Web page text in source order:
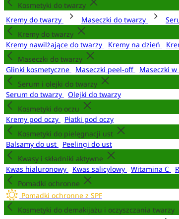
Kosmetyki do twarzy
Kremy do twarzy
Maseczki do twarzy
Kremy do twarzy
Kremy nawilżające do twarzy
Kremy na dzień
Maseczki do twarzy
Glinki kosmetyczne
Maseczki peel-off Maseczki w
Serum i olejki do twarzy
Serum do twarzy
Olejki do twarzy
Kosmetyki do oczu
Kremy pod oczy
Płatki pod oczy
Kosmetyki do pielęgnacji ust
Balsamy do ust
Peelingi do ust
Kwasy i składniki aktywne
Kwas hialuronowy
Kwas salicylowy Witamina C
Pomadki ochronne
Pomadki ochronne z SPF
Kosmetyki do demakijażu i oczyszczania twarzy